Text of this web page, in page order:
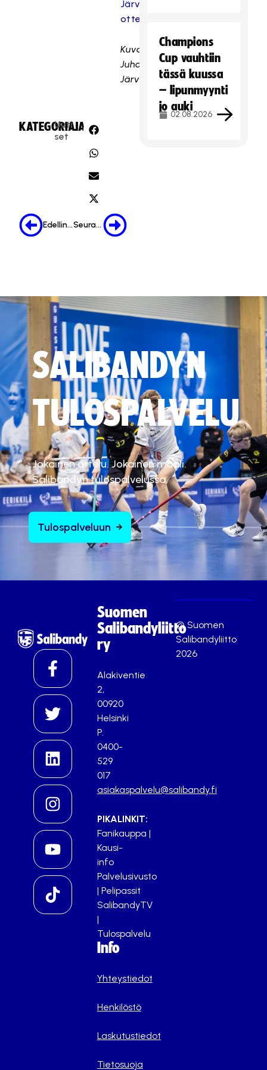
Järvenpään
ottelukuviin
Kuvat:
Juhani
Järvenpää
KATEGORIA:
Uuti
set
JAA:
Edellinen Seuraava
Champions
Cup vauhtiin
tässä kuussa
– lipunmyynti
jo auki
02.08.2026
SALIBANDYN
TULOSPALVELU
Jokainen ottelu. Jokainen maali.
Salibandyn tulospalvelussa.
Tulospalveluun
Suomen
Salibandyliitto
ry
Alakiventie
2,
00920
Helsinki
P.
0400-
529
017
asiakaspalvelu@salibandy.fi
PIKALINKIT:
Fanikauppa |
Kausi-
info
Palvelusivusto
| Pelipassit
SalibandyTV
|
Tulospalvelu
Info
Yhteystiedot
Henkilöstö
Laskutustiedot
Tietosuoja
© Suomen
Salibandyliitto
2026